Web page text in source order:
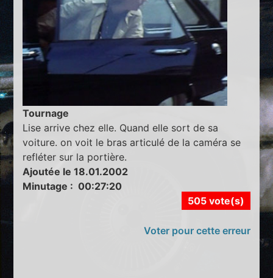
Tournage
Lise arrive chez elle. Quand elle sort de sa
voiture. on voit le bras articulé de la caméra se
refléter sur la portière.
Ajoutée le 18.01.2002
Minutage : 00:27:20
505 vote(s)
Voter pour cette erreur